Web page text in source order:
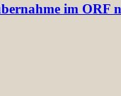
im ORF